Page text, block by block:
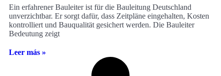
Ein erfahrener Bauleiter ist für die Bauleitung Deutschland
unverzichtbar. Er sorgt dafür, dass Zeitpläne eingehalten, Kosten
kontrolliert und Bauqualität gesichert werden. Die Bauleiter
Bedeutung zeigt
Leer más »